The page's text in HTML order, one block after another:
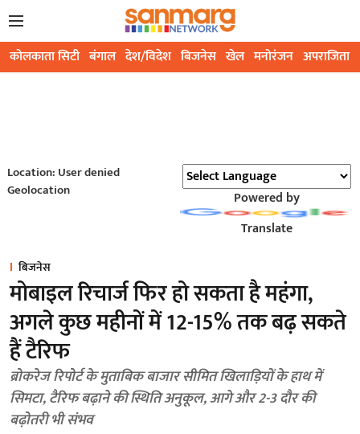
कोलकाता सिटी बंगाल देश/विदेश बिजनेस खेल मनोरंजन अपराजिता
Location: User denied
Geolocation
Powered by
Translate
बिजनेस
मोबाइल रिचार्ज फिर हो सकता है महंगा,
अगले कुछ महीनों में 12-15% तक बढ़ सकते
हैं टैरिफ
ब्रोकरेज रिपोर्ट के मुताबिक बाजार सीमित खिलाड़ियों के हाथ में
सिमटा, टैरिफ बढ़ाने की स्थिति अनुकूल, आगे और 2-3 दौर की
बढ़ोतरी भी संभव